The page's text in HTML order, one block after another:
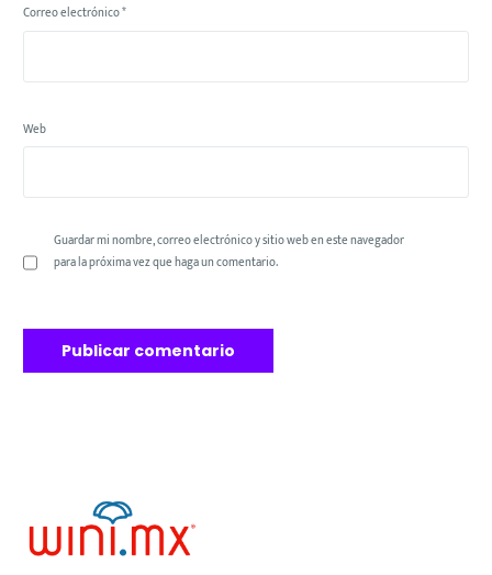
Correo electrónico*
Web
Guardar mi nombre, correo electrónico y sitio web en este navegador
para la próxima vez que haga un comentario.